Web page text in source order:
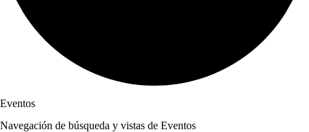
Eventos
Navegación de búsqueda y vistas de Eventos